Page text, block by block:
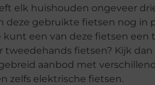
elk huishouden ongeveer
deze gebruikte fietsen nog in
een van deze fietsen een
fietsen? Kijk
aanbod met
zelfs elektrische fietsen.